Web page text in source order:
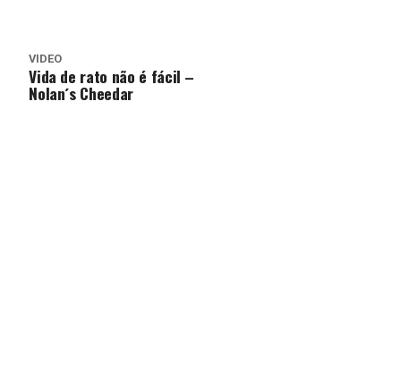
VÍDEO
Vida de rato não é fácil –
Nolan´s Cheedar